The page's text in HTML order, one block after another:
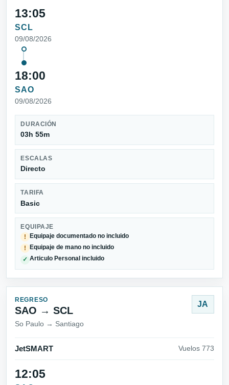
13:05
SCL
09/08/2026
18:00
SAO
09/08/2026
DURACIÓN
03h 55m
ESCALAS
Directo
TARIFA
Basic
EQUIPAJE
!
Equipaje documentado no incluido
! Equipaje de mano no incluido
✓ Articulo Personal incluido
REGRESO
SAO → SCL
So Paulo → Santiago
JA
JetSMART Vuelos 773
12:05